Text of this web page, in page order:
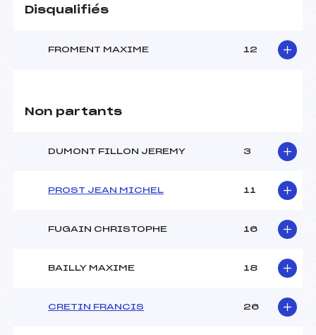
Disqualifiés
FROMENT MAXIME 12
Non partants
DUMONT FILLON JEREMY 3
PROST JEAN MICHEL 11
FUGAIN CHRISTOPHE 16
BAILLY MAXIME 18
CRETIN FRANCIS 26